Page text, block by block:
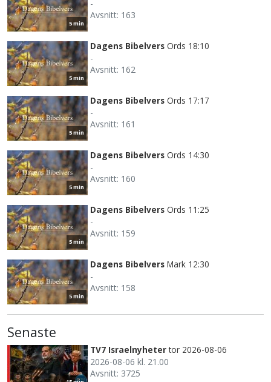
5 min
-
Avsnitt: 163
5 min
Dagens Bibelvers Ords 18:10
-
Avsnitt: 162
5 min
Dagens Bibelvers Ords 17:17
-
Avsnitt: 161
5 min
Dagens Bibelvers Ords 14:30
-
Avsnitt: 160
5 min
Dagens Bibelvers Ords 11:25
-
Avsnitt: 159
5 min
Dagens Bibelvers Mark 12:30
-
Avsnitt: 158
Senaste
TV7 Israelnyheter tor 2026-08-06
2026-08-06 kl. 21.00
Avsnitt: 3725